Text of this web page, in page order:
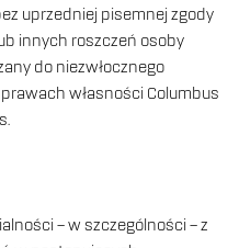
uprzedniej pisemnej zgody
innych roszczeń osoby
do niezwłocznego
własności Columbus
– w szczególności – z